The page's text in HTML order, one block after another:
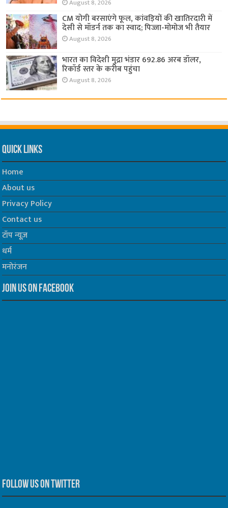
August 8, 2026
CM योगी बरसाएंगे फूल, कांवड़ियों की खातिरदारी में
देसी से मॉडर्न तक का स्वाद; पिज्जा-मोमोज भी तैयार
August 8, 2026
भारत का विदेशी मुद्रा भंडार 692.86 अरब डॉलर,
रिकॉर्ड स्तर के करीब पहुंचा
August 8, 2026
Quick Links
Home
About us
Privacy Policy
Contact us
टॉप न्यूज़
धर्म
मनोरंजन
Join us on Facebook
Follow us on Twitter